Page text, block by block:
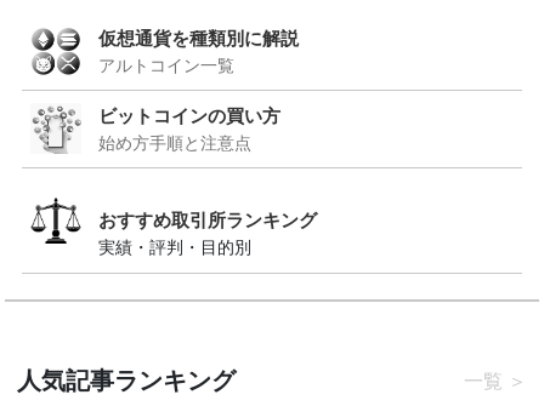
仮想通貨を種類別に解説
アルトコイン一覧
ビットコインの買い方
始め方手順と注意点
おすすめ取引所ランキング
実績・評判・目的別
人気記事ランキング 一覧